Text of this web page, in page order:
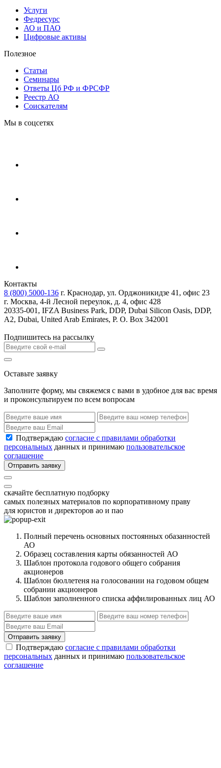
Услуги
Федресурс
АО и ПАО
Цифровые активы
Полезное
Статьи
Cеминары
Ответы Цб РФ и ФРСФР
Реестр АО
Соискателям
Мы в соцсетях
Контакты
8 (800) 5000-136 г. Краснодар, ул. Орджоникидзе 41, офис 23
г. Москва, 4-й Лесной переулок, д. 4, офис 428
20335-001, IFZA Business Park, DDP, Dubai Silicon Oasis, DDP,
A2, Dubai, United Arab Emirates, P. O. Box 342001
Подпишитесь на рассылку
Оставьте заявку
Заполните форму, мы свяжемся с вами в удобное для вас время
и проконсультируем по всем вопросам
Подтверждаю согласие с правилами обработки
персональных данных и принимаю пользовательское
соглашение
Отправить заявку
скачайте бесплатную подборку
самых полезных материалов по корпоративному праву
для юристов и директоров ао и пао
Полный перечень основных постоянных обазанностей
АО
Образец составления карты обязанностей АО
Шаблон протокола годового общего собрания
акционеров
Шаблон бюллетеня на голосовании на годовом общем
собрании акционеров
Шаблон заполненного списка аффилированных лиц АО
Отправить заявку
Подтверждаю согласие с правилами обработки
персональных данных и принимаю пользовательское
соглашение